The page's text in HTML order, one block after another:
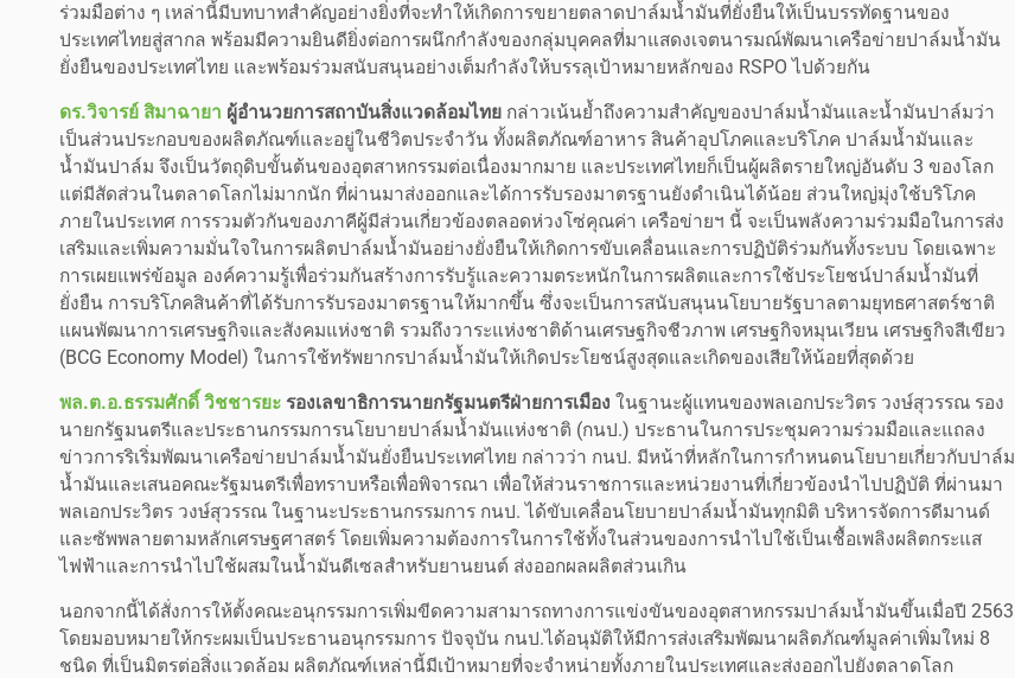
ร่วมมือต่าง ๆ เหล่านี้มีบทบาทสำคัญอย่างยิ่งที่จะทำให้เกิดการขยายตลาดปาล์มน้ำมันที่ยั่งยืนให้เป็นบรรทัดฐานของ
ประเทศไทยสู่สากล พร้อมมีความยินดียิ่งต่อการผนึกกำลังของกลุ่มบุคคลที่มาแสดงเจตนารมณ์พัฒนาเครือข่ายปาล์มน้ำมัน
ยั่งยืนของประเทศไทย และพร้อมร่วมสนับสนุนอย่างเต็มกำลังให้บรรลุเป้าหมายหลักของ RSPO ไปด้วยกัน
ดร.วิจารย์ สิมาฉายา ผู้อำนวยการสถาบันสิ่งแวดล้อมไทย กล่าวเน้นย้ำถึงความสำคัญของปาล์มน้ำมันและน้ำมันปาล์มว่า
เป็นส่วนประกอบของผลิตภัณฑ์และอยู่ในชีวิตประจำวัน ทั้งผลิตภัณฑ์อาหาร สินค้าอุปโภคและบริโภค ปาล์มน้ำมันและ
น้ำมันปาล์ม จึงเป็นวัตถุดิบขั้นต้นของอุตสาหกรรมต่อเนื่องมากมาย และประเทศไทยก็เป็นผู้ผลิตรายใหญ่อันดับ 3 ของโลก
แต่มีสัดส่วนในตลาดโลกไม่มากนัก ที่ผ่านมาส่งออกและได้การรับรองมาตรฐานยังดำเนินได้น้อย ส่วนใหญ่มุ่งใช้บริโภค
ภายในประเทศ การรวมตัวกันของภาคีผู้มีส่วนเกี่ยวข้องตลอดห่วงโซ่คุณค่า เครือข่ายฯ นี้ จะเป็นพลังความร่วมมือในการส่ง
เสริมและเพิ่มความมั่นใจในการผลิตปาล์มน้ำมันอย่างยั่งยืนให้เกิดการขับเคลื่อนและการปฏิบัติร่วมกันทั้งระบบ โดยเฉพาะ
การเผยแพร่ข้อมูล องค์ความรู้เพื่อร่วมกันสร้างการรับรู้และความตระหนักในการผลิตและการใช้ประโยชน์ปาล์มน้ำมันที่
ยั่งยืน การบริโภคสินค้าที่ได้รับการรับรองมาตรฐานให้มากขึ้น ซึ่งจะเป็นการสนับสนุนนโยบายรัฐบาลตามยุทธศาสตร์ชาติ
แผนพัฒนาการเศรษฐกิจและสังคมแห่งชาติ รวมถึงวาระแห่งชาติด้านเศรษฐกิจชีวภาพ เศรษฐกิจหมุนเวียน เศรษฐกิจสีเขียว
(BCG Economy Model) ในการใช้ทรัพยากรปาล์มน้ำมันให้เกิดประโยชน์สูงสุดและเกิดของเสียให้น้อยที่สุดด้วย
พล.ต.อ.ธรรมศักดิ์ วิชชารยะ รองเลขาธิการนายกรัฐมนตรีฝ่ายการเมือง ในฐานะผู้แทนของพลเอกประวิตร วงษ์สุวรรณ รอง
นายกรัฐมนตรีและประธานกรรมการนโยบายปาล์มน้ำมันแห่งชาติ (กนป.) ประธานในการประชุมความร่วมมือและแถลง
ข่าวการริเริ่มพัฒนาเครือข่ายปาล์มน้ำมันยั่งยืนประเทศไทย กล่าวว่า กนป. มีหน้าที่หลักในการกำหนดนโยบายเกี่ยวกับปาล์ม
น้ำมันและเสนอคณะรัฐมนตรีเพื่อทราบหรือเพื่อพิจารณา เพื่อให้ส่วนราชการและหน่วยงานที่เกี่ยวข้องนำไปปฏิบัติ ที่ผ่านมา
พลเอกประวิตร วงษ์สุวรรณ ในฐานะประธานกรรมการ กนป. ได้ขับเคลื่อนโยบายปาล์มน้ำมันทุกมิติ บริหารจัดการดีมานด์
และซัพพลายตามหลักเศรษฐศาสตร์ โดยเพิ่มความต้องการในการใช้ทั้งในส่วนของการนำไปใช้เป็นเชื้อเพลิงผลิตกระแส
ไฟฟ้าและการนำไปใช้ผสมในน้ำมันดีเซลสำหรับยานยนต์ ส่งออกผลผลิตส่วนเกิน
นอกจากนี้ได้สั่งการให้ตั้งคณะอนุกรรมการเพิ่มขีดความสามารถทางการแข่งขันของอุตสาหกรรมปาล์มน้ำมันขึ้นเมื่อปี 2563
โดยมอบหมายให้กระผมเป็นประธานอนุกรรมการ ปัจจุบัน กนป.ได้อนุมัติให้มีการส่งเสริมพัฒนาผลิตภัณฑ์มูลค่าเพิ่มใหม่ 8
ชนิด ที่เป็นมิตรต่อสิ่งแวดล้อม ผลิตภัณฑ์เหล่านี้มีเป้าหมายที่จะจำหน่ายทั้งภายในประเทศและส่งออกไปยังตลาดโลก